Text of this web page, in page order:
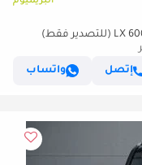
إتصل
واتساب